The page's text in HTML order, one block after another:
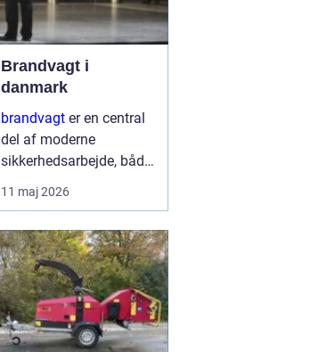
Brandvagt i
danmark
brandvagt er en central
del af moderne
sikkerhedsarbejde, både
på byggepladser, ved
events og i virksomheder
brandrisiko. En
professionel ordning
med brandvagt handler
ikke kun...
11 maj 2026